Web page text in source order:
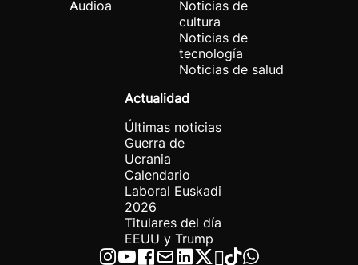
Audioa
Noticias de
cultura
Noticias de
tecnología
Noticias de salud
Actualidad
Últimas noticias
Guerra de
Ucrania
Calendario
Laboral Euskadi
2026
Titulares del día
EEUU y Trump